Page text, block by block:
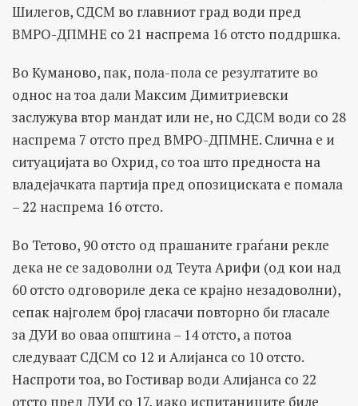
Шилегов, СДСМ во главниот град води пред
ВМРО-ДПМНЕ со 21 наспрема 16 отсто поддршка.
Во Куманово, пак, пола-пола се резултатите во
однос на тоа дали Максим Димитриевски
заслужува втор мандат или не, но СДСМ води со 28
наспрема 7 отсто пред ВМРО-ДПМНЕ. Слична е и
ситуацијата во Охрид, со тоа што предноста на
владејачката партија пред опозициската е помала
– 22 наспрема 16 отсто.
Во Тетово, 90 отсто од прашаните граѓани рекле
дека не се задоволни од Теута Арифи (од кои над
60 отсто одговориле дека се крајно незадоволни),
сепак најголем број гласачи повторно би гласале
за ДУИ во оваа општина – 14 отсто, а потоа
следуваат СДСМ со 12 и Алијанса со 10 отсто.
Наспроти тоа, во Гостивар води Алијанса со 22
отсто пред ДУИ со 17, иако испитаниците биле